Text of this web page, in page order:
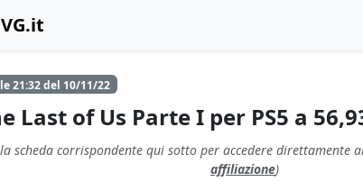
21:32 del 10/11/22
Last of Us Parte I per PS5 a
scheda corrispondente qui sotto per accedere
affiliazione)